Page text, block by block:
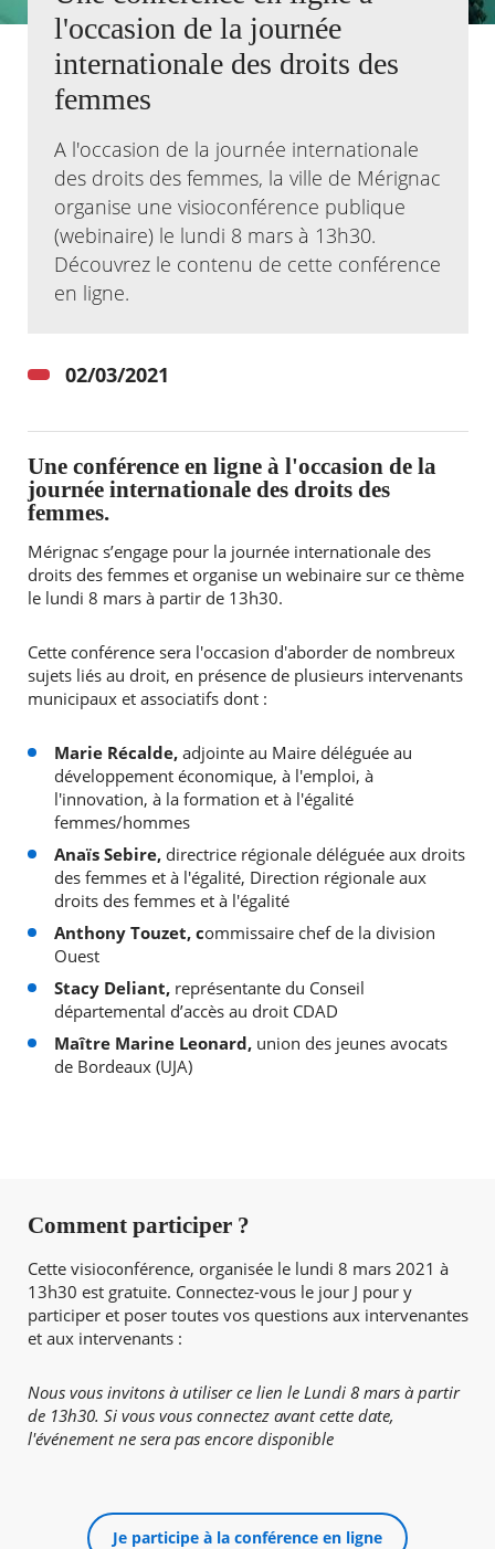
Les
Watt
Agenda
Actualités
Kiosque
Facebook
X Instagram
Youtube
Linkedin
RECHERCHER ...
l'occasion de la journée
internationale des droits des
femmes
A l'occasion de la journée internationale
des droits des femmes, la ville de Mérignac
organise une visioconférence publique
(webinaire) le lundi 8 mars à 13h30.
Découvrez le contenu de cette conférence
en ligne.
02/03/2021
Une conférence en ligne à l'occasion de la
journée internationale des droits des
femmes.
Mérignac s’engage pour la journée internationale des
droits des femmes et organise un webinaire sur ce thème
le lundi 8 mars à partir de 13h30.
Cette conférence sera l'occasion d'aborder de nombreux
sujets liés au droit, en présence de plusieurs intervenants
municipaux et associatifs dont :
Marie Récalde,adjointe au Maire déléguée au
développement économique, à l'emploi, à
l'innovation, à la formation et à l'égalité
femmes/hommes
Anaïs Sebire,directrice régionale déléguée aux droits
des femmes et à l'égalité, Direction régionale aux
droits des femmes et à l'égalité
Anthony Touzet, commissaire chef de la division
Ouest
Stacy Deliant,représentante du Conseil
départemental d’accès au droit CDAD
Maître Marine Leonard,union des jeunes avocats
de Bordeaux (UJA)
Comment participer ?
Cette visioconférence, organisée le lundi 8 mars 2021 à
13h30 est gratuite. Connectez-vous le jour J pour y
participer et poser toutes vos questions aux intervenantes
et aux intervenants :
Nous vous invitons à utiliser ce lien le Lundi 8 mars à partir
de 13h30. Si vous vous connectez avant cette date,
l'événement ne sera pas encore disponible
Je participe à la conférence en ligne